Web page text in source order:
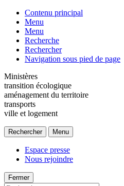
Contenu principal
Menu
Menu
Recherche
Rechercher
Navigation sous pied de page
Ministères
transition écologique
aménagement du territoire
transports
ville et logement
Rechercher Menu
Espace presse
Nous rejoindre
Fermer